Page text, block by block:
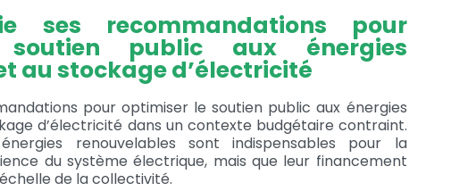
ses recommandations pour
public aux énergies
au stockage d’électricité
pour optimiser le soutien public aux énergies
d’électricité dans un contexte budgétaire contraint.
renouvelables sont indispensables pour la
du système électrique, mais que leur financement
de la collectivité.